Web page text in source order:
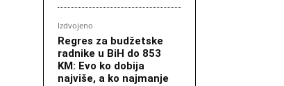
Izdvojeno
Regres za budžetske
radnike u BiH do 853
KM: Evo ko dobija
najviše, a ko najmanje